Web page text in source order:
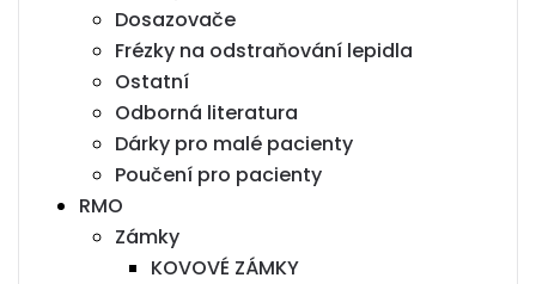
Dosazovače
Frézky na odstraňování lepidla
Ostatní
Odborná literatura
Dárky pro malé pacienty
Poučení pro pacienty
RMO
Zámky
KOVOVÉ ZÁMKY